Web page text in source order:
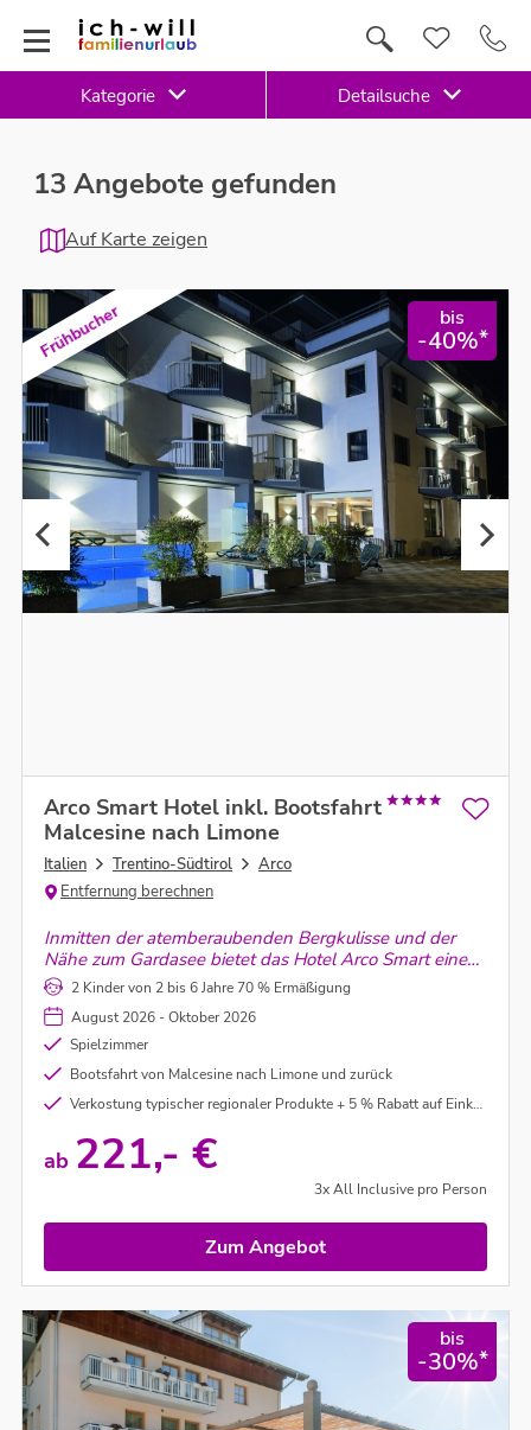
Kategorie Detailsuche
13 Angebote gefunden
Auf Karte zeigen
Frühbucher bis
-40%*
Arco Smart Hotel inkl. Bootsfahrt
Malcesine nach Limone
Italien Trentino-Südtirol
Arco
Entfernung berechnen
Inmitten der atemberaubenden Bergkulisse und der
Nähe zum Gardasee bietet das Hotel Arco Smart eine
ideale Umgebung für Familienabenteuer.
2 Kinder von 2 bis 6 Jahre 70 % Ermäßigung
August 2026 - Oktober 2026
Spielzimmer
Bootsfahrt von Malcesine nach Limone und zurück
Verkostung typischer regionaler Produkte + 5 % Rabatt auf Einkäufe im Duchi’s Shop
ab 221,- €
3x All Inclusive pro Person
Zum Angebot
bis
-30%*